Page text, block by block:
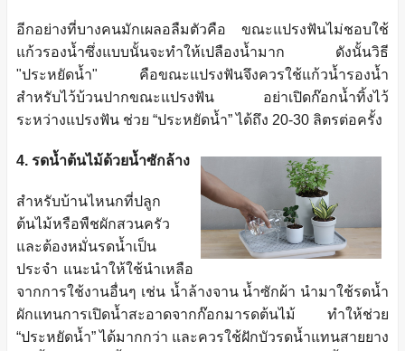
อีกอย่างที่บางคนมักเผลอลืมตัวคือ ขณะแปรงฟันไม่ชอบใช้
แก้วรองน้ำซึ่งแบบนั้นจะทำให้เปลืองน้ำมาก ดังนั้นวิธี
"ประหยัดน้ำ" คือขณะแปรงฟันจึงควรใช้แก้วน้ำรองน้ำ
สำหรับไว้บ้วนปากขณะแปรงฟัน อย่าเปิดก๊อกน้ำทิ้งไว้
ระหว่างแปรงฟัน ช่วย “ประหยัดน้ำ” ได้ถึง 20-30 ลิตรต่อครั้ง
4. รดน้ำต้นไม้ด้วยน้ำซักล้าง
สำหรับบ้านไหนกที่ปลูก
ต้นไม้หรือพืชผักสวนครัว
และต้องหมั่นรดน้ำเป็น
ประจำ แนะนำให้ใช้นำเหลือ
จากการใช้งานอื่นๆ เช่น น้ำล้างจาน น้ำซักผ้า นำมาใช้รดน้ำ
ผักแทนการเปิดน้ำสะอาดจากก๊อกมารดต้นไม้ ทำให้ช่วย
“ประหยัดน้ำ” ได้มากกว่า และควรใช้ฝักบัวรดน้ำแทนสายยาง